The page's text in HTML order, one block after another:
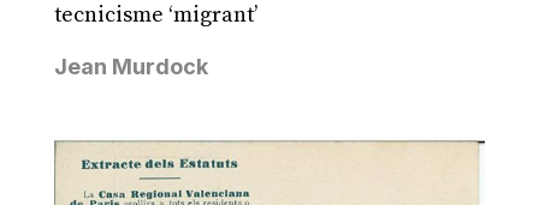
tecnicisme ‘migrant’
Jean Murdock